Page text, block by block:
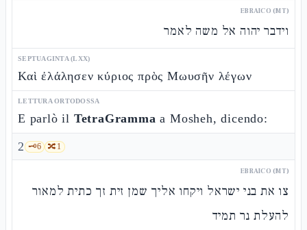
EBRAICO (MT)
וידבר יהוה אל משה לאמר
SEPTUAGINTA (LXX)
Καὶ ἐλάλησεν κύριος πρὸς Μωυσῆν λέγων
LETTURA ORTODOSSA
E parlò il TetraGramma a Mosheh, dicendo:
2 🗝️6 🔀1
EBRAICO (MT)
צו את בני ישראל ויקחו אליך שמן זית זך כתית למאור
להעלת נר תמיד